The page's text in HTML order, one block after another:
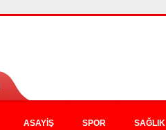
ASAYIŞ SPOR SAĞLIK